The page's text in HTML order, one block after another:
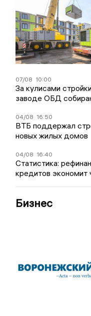
07/08 10:00
За кулисами
заводе ОБД
04/08 16:50
ВТБ поддержал
новых жилых домов
04/08 16:40
Статистика:
кредитов экономит
Бизнес